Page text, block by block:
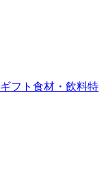
ギフト 食材・飲料特